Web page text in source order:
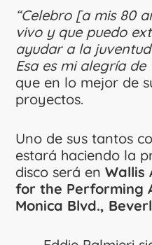
“Celebro [a mis 80
vivo y que puedo
ayudar a la
Esa es mi alegría de
que en lo mejor de
proyectos.
Uno de sus tantos
estará haciendo la
disco será enWallis
for the Performing
Monica Blvd.,